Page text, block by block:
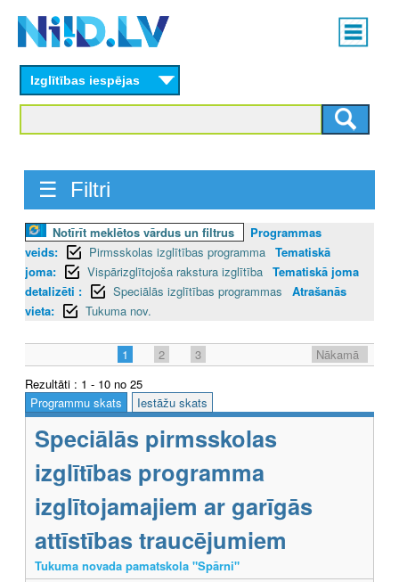
content
Main
menu
Izglītības iespējas
☰ Filtri
Notīrīt meklētos vārdus un filtrus
Programmas
veids:
Pirmsskolas izglītības programma Tematiskā
joma:
Vispārizglītojoša rakstura izglītība Tematiskā joma
detalizēti :
Speciālās izglītības programmas
Atrašanās
vieta:
Tukuma nov.
1 2 3
Nākamā
Rezultāti : 1 - 10 no 25
Programmu skats
Iestāžu skats
Speciālās pirmsskolas
izglītības programma
izglītojamajiem ar garīgās
attīstības traucējumiem
Tukuma novada pamatskola "Spārni"